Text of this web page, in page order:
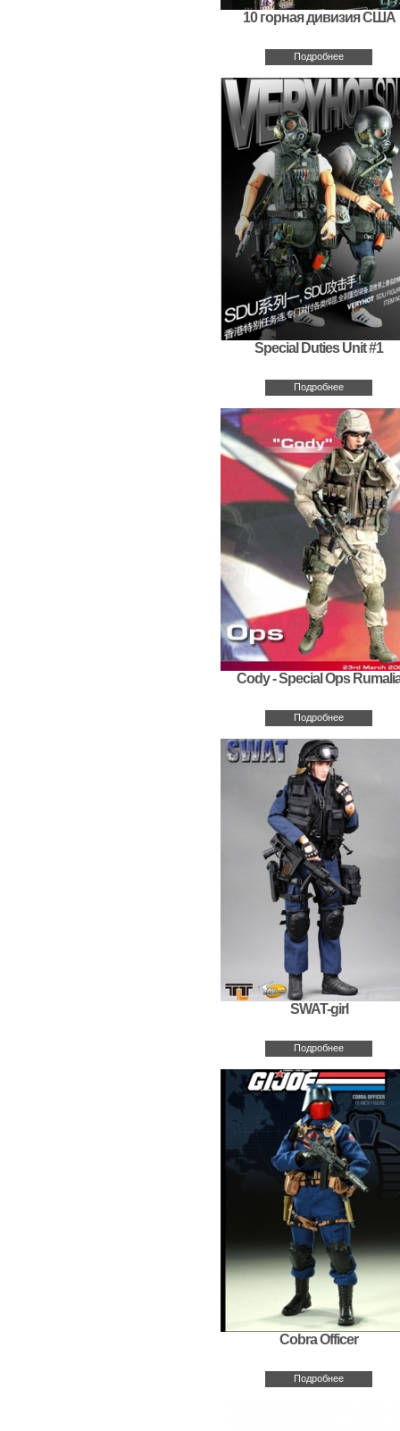
10 горная дивизия США
Подробнее
Special Duties Unit #1
Подробнее
Cody - Special Ops
Подробнее
SWAT-girl
Подробнее
Cobra Officer
Подробнее